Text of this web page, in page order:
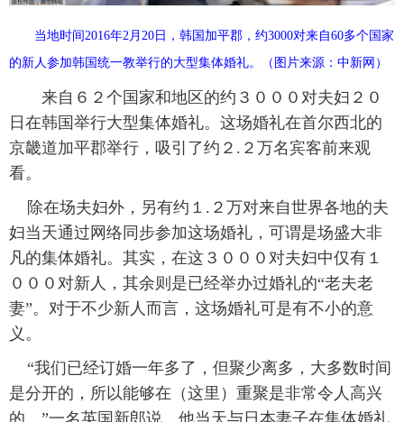
当地时间2016年2月20日，韩国加平郡，约3000对来自60多个国家
的新人参加韩国统一教举行的大型集体婚礼。（图片来源：中新网）
来自６２个国家和地区的约３０００对夫妇２０
日在韩国举行大型集体婚礼。这场婚礼在首尔西北的
京畿道加平郡举行，吸引了约２.２万名宾客前来观
看。
除在场夫妇外，另有约１.２万对来自世界各地的夫
妇当天通过网络同步参加这场婚礼，可谓是场盛大非
凡的集体婚礼。其实，在这３０００对夫妇中仅有１
０００对新人，其余则是已经举办过婚礼的“老夫老
妻”。对于不少新人而言，这场婚礼可是有不小的意
义。
“我们已经订婚一年多了，但聚少离多，大多数时间
是分开的，所以能够在（这里）重聚是非常令人高兴